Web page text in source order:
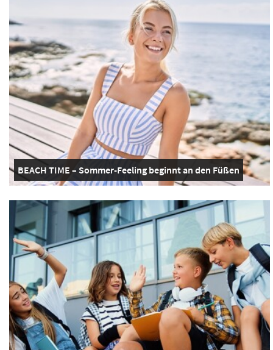
BEACH TIME – Sommer-Feeling beginnt an den Füßen